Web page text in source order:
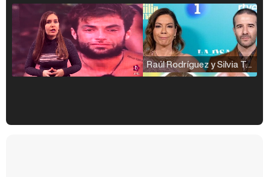
Raúl Rodríguez y Silvia Taulés nos cuentan su papel en 'La familia de la tele'